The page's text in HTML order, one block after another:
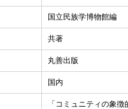
国立民族学博物館編
共著
丸善出版
国内
「コミュニティの象